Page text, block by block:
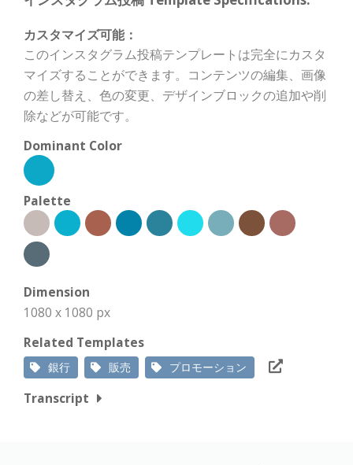
カスタマイズ可能：
このインスタグラム投稿テンプレートは完全にカスタ
マイズすることができます。コンテンツの編集、画像
の差し替え、色の変更、デザインブロックの追加や削
除などが可能です。
Dominant Color
Palette
Dimension
1080 x 1080 px
Related Templates
銀行 販売 プロモーション
Transcript